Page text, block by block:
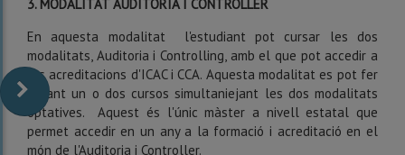
3. MODALITAT AUDITORIA I CONTROLLER
En aquesta modalitat l'estudiant pot cursar les dos
modalitats, Auditoria i Controlling, amb el que pot accedir a
les acreditacions d'ICAC i CCA. Aquesta modalitat es pot fer
durant un o dos cursos simultaniejant les dos modalitats
optatives. Aquest és l'únic màster a nivell estatal que
permet accedir en un any a la formació i acreditació en el
món de l'Auditoria i Controller.